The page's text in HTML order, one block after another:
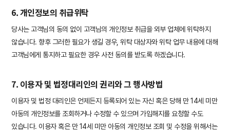
6. 개인정보의 취급위탁
당사는 고객님의 동의 없이 고객님의 개인정보 취급을 외부 업체에 위탁하지
않습니다. 향후 그러한 필요가 생길 경우, 위탁 대상자와 위탁 업무 내용에 대해
고객님에게 통지하고 필요한 경우 사전 동의를 받도록 하겠습니다.
7. 이용자 및 법정대리인의 권리와 그 행사방법
이용자 및 법정 대리인은 언제든지 등록되어 있는 자신 혹은 당해 만 14세 미만
아동의 개인정보를 조회하거나 수정할 수 있으며 가입해지를 요청할 수도
있습니다. 이용자 혹은 만 14세 미만 아동의 개인정보 조회 및 수정을 위해서는